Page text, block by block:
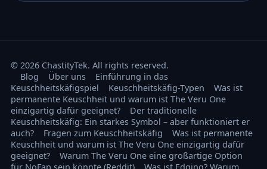
© 2026 ChastityTek. All rights reserved.
Blog
Über uns
Einführung in das
Keuschheitskäfigspiel
Keuschheitskäfig-Typen
Was ist
permanente Keuschheit und warum ist The Veru One
einzigartig dafür geeignet?
Der traditionelle
Keuschheitskäfig: Ein starkes Symbol – aber funktioniert er
auch?
Fragen zum Keuschheitskäfig
Was ist permanente
Keuschheit und warum ist The Veru One einzigartig dafür
geeignet?
Warum The Veru One eine großartige Option